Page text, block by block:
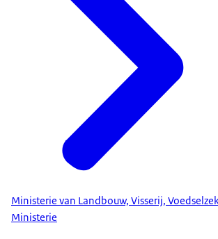
Ministerie van Landbouw, Visserij,
Ministerie